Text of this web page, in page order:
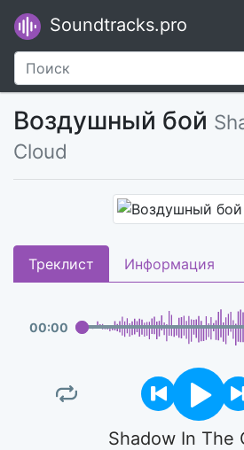
Soundtracks.pro
Воздушный бой
Cloud
Треклист Информация
00:00
Shadow In The